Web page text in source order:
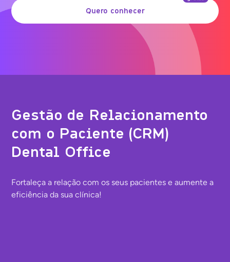
Quero conhecer
Gestão de Relacionamento
com o Paciente (CRM)
Dental Office
Fortaleça a relação com os seus pacientes e aumente a
eficiência da sua clínica!